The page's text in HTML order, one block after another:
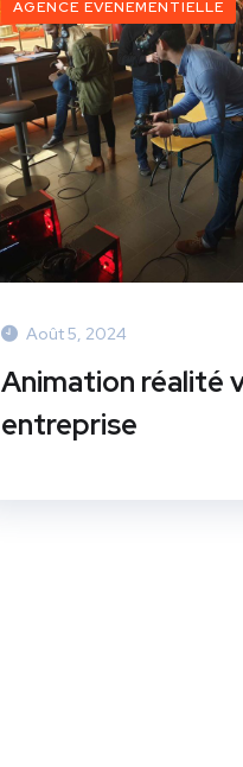
AGENCE EVENEMENTIELLE
Août 5, 2024
Animation réalité
entreprise